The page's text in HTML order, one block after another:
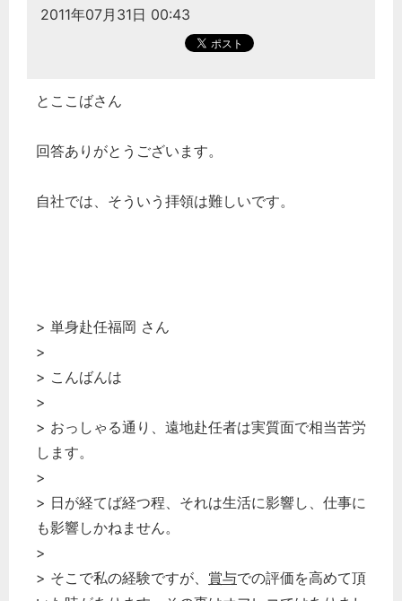
2011年07月31日 00:43
とここばさん
回答ありがとうございます。
自社では、そういう拝領は難しいです。
> 単身赴任福岡 さん
>
> こんばんは
>
> おっしゃる通り、遠地赴任者は実質面で相当苦労
します。
>
> 日が経てば経つ程、それは生活に影響し、仕事に
も影響しかねません。
>
> そこで私の経験ですが、 賞与での評価を高めて頂